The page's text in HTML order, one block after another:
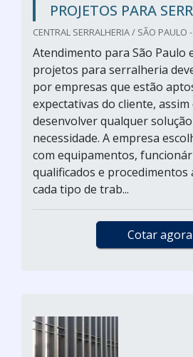
PROJETOS PARA
CENTRAL SERRALHERIA / SÃO PAULO
Atendimento para São Paulo
projetos para serralheria
por empresas que estão
expectativas do cliente,
desenvolver qualquer
necessidade. A empresa
com equipamentos,
qualificados e procedimentos
cada tipo de trab...
Cotar agora